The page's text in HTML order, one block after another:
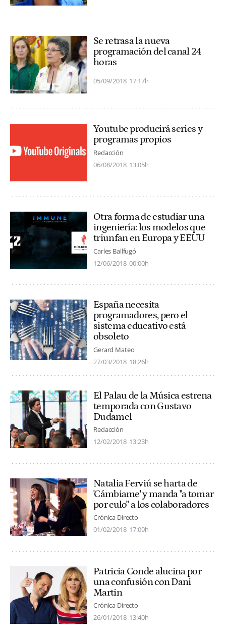
Se retrasa la nueva
programación del canal 24
horas
05/09/2018 17:17h
Youtube producirá series y
programas propios
Redacción
06/08/2018 13:05h
Otra forma de estudiar una
ingeniería: los modelos que
triunfan en Europa y EEUU
Carles Ballfugó
12/06/2018 00:00h
España necesita
programadores, pero el
sistema educativo está
obsoleto
Gerard Mateo
27/03/2018 18:26h
El Palau de la Música estrena
temporada con Gustavo
Dudamel
Redacción
12/02/2018 13:23h
Natalia Ferviú se harta de
'Cámbiame' y manda "a tomar
por culo" a los colaboradores
Crónica Directo
01/02/2018 17:09h
Patricia Conde alucina por
una confusión con Dani
Martin
Crónica Directo
26/01/2018 13:40h